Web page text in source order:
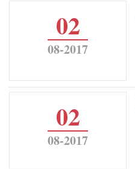
02
08-2017
02
08-2017